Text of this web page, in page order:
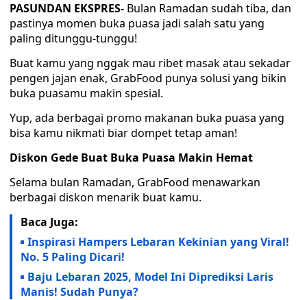
PASUNDAN EKSPRES- Bulan Ramadan sudah tiba, dan
pastinya momen buka puasa jadi salah satu yang
paling ditunggu-tunggu!
Buat kamu yang nggak mau ribet masak atau sekadar
pengen jajan enak, GrabFood punya solusi yang bikin
buka puasamu makin spesial.
Yup, ada berbagai promo makanan buka puasa yang
bisa kamu nikmati biar dompet tetap aman!
Diskon Gede Buat Buka Puasa Makin Hemat
Selama bulan Ramadan, GrabFood menawarkan
berbagai diskon menarik buat kamu.
Baca Juga:
Inspirasi Hampers Lebaran Kekinian yang Viral!
No. 5 Paling Dicari!
Baju Lebaran 2025, Model Ini Diprediksi Laris
Manis! Sudah Punya?